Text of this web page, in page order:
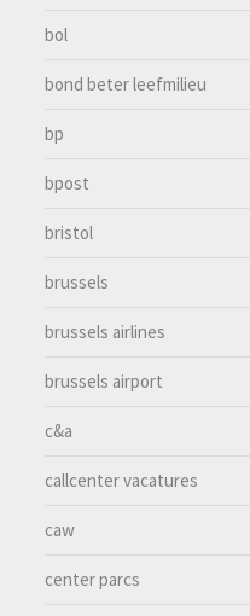
bol
bond beter leefmilieu
bp
bpost
bristol
brussels
brussels airlines
brussels airport
c&a
callcenter vacatures
caw
center parcs